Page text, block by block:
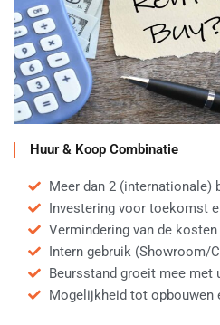
Huur & Koop Combinatie
Meer dan 2 (internationale)
Investering voor toekomst
Vermindering van de
Intern gebruik (Showroom/
Beursstand groeit mee met
Mogelijkheid tot opbouwen